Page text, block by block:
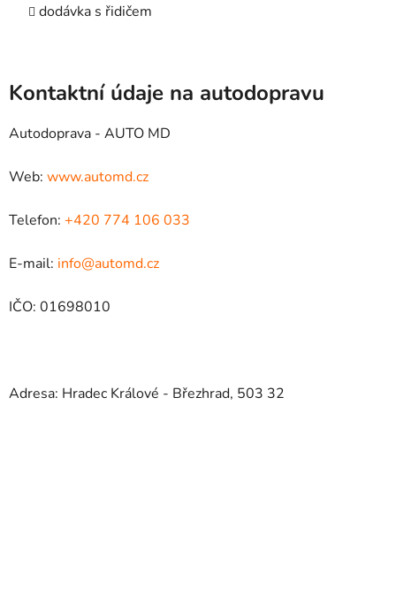
dodávka s řidičem
Kontaktní údaje na autodopravu
Autodoprava - AUTO MD
Web: www.automd.cz
Telefon: +420 774 106 033
E-mail: info@automd.cz
IČO: 01698010
Adresa: Hradec Králové - Březhrad, 503 32